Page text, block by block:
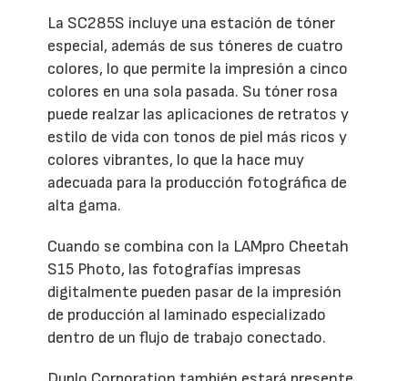
La SC285S incluye una estación de tóner
especial, además de sus tóneres de cuatro
colores, lo que permite la impresión a cinco
colores en una sola pasada. Su tóner rosa
puede realzar las aplicaciones de retratos y
estilo de vida con tonos de piel más ricos y
colores vibrantes, lo que la hace muy
adecuada para la producción fotográfica de
alta gama.
Cuando se combina con la LAMpro Cheetah
S15 Photo, las fotografías impresas
digitalmente pueden pasar de la impresión
de producción al laminado especializado
dentro de un flujo de trabajo conectado.